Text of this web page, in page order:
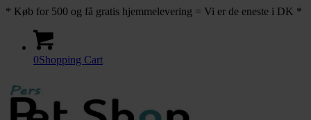
* Køb for 500 og få gratis hjemmelevering = Vi er de eneste i DK *
0Shopping Cart